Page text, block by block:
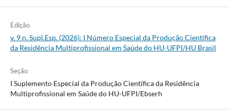
Edição
v. 9 n. Supl.Esp. (2026): I Número Especial da Produção Científica
da Residência Multiprofissional em Saúde do HU-UFPI/HU Brasil
Seção
I Suplemento Especial da Produção Científica da Residência
Multiprofissional em Saúde do HU-UFPI/Ebserh